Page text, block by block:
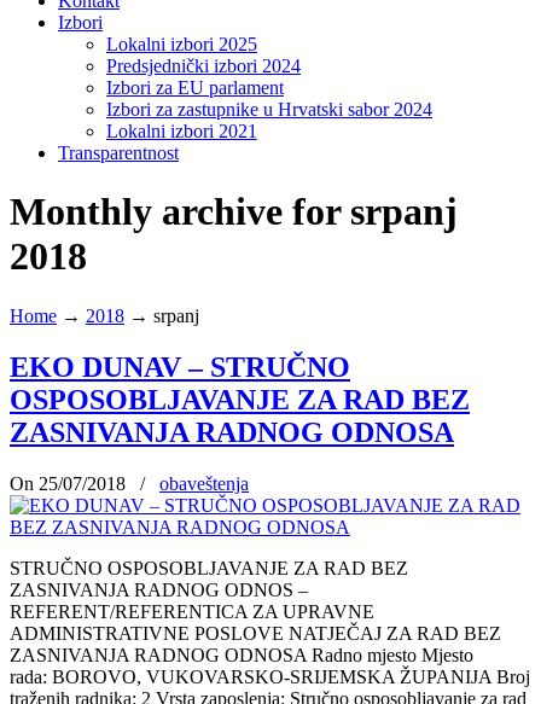
Izbori
Lokalni izbori 2025
Predsjednički izbori 2024
Izbori za EU parlament
Izbori za zastupnike u Hrvatski sabor 2024
Lokalni izbori 2021
Transparentnost
Monthly archive for srpanj
2018
Home → 2018 → srpanj
EKO DUNAV – STRUČNO
OSPOSOBLJAVANJE ZA RAD BEZ
ZASNIVANJA RADNOG ODNOSA
On 25/07/2018 / obaveštenja
STRUČNO OSPOSOBLJAVANJE ZA RAD BEZ
ZASNIVANJA RADNOG ODNOS –
REFERENT/REFERENTICA ZA UPRAVNE
ADMINISTRATIVNE POSLOVE NATJEČAJ ZA RAD BEZ
ZASNIVANJA RADNOG ODNOSA Radno mjesto Mjesto
rada: BOROVO, VUKOVARSKO-SRIJEMSKA ŽUPANIJA Broj
traženih radnika: 2 Vrsta zaposlenja: Stručno osposobljavanje za rad